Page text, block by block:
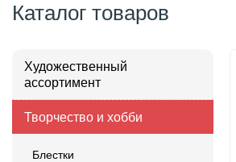
Каталог товаров
Художественный
ассортимент
Творчество и хобби
Блестки